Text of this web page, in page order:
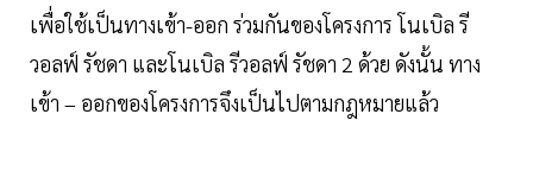
เพื่อใช้เป็นทางเข้า-ออก ร่วมกันของโครงการ โนเบิล รี
วอลฟ์ รัชดา และโนเบิล รีวอลฟ์ รัชดา 2 ด้วย ดังนั้น ทาง
เข้า – ออกของโครงการจึงเป็นไปตามกฎหมายแล้ว